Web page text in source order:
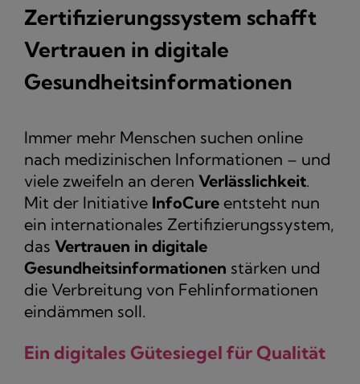
Zertifizierungssystem schafft
Vertrauen in digitale
Gesundheitsinformationen
Immer mehr Menschen suchen online
nach medizinischen Informationen – und
viele zweifeln an deren Verlässlichkeit.
Mit der Initiative InfoCure entsteht nun
ein internationales Zertifizierungssystem,
das Vertrauen in digitale
Gesundheitsinformationen stärken und
die Verbreitung von Fehlinformationen
eindämmen soll.
Ein digitales Gütesiegel für Qualität